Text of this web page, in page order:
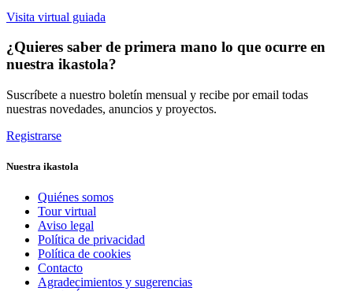
Visita virtual guiada
¿Quieres saber de primera mano lo que ocurre en
nuestra ikastola?
Suscríbete a nuestro boletín mensual y recibe por email todas
nuestras novedades, anuncios y proyectos.
Registrarse
Nuestra ikastola
Quiénes somos
Tour virtual
Aviso legal
Política de privacidad
Política de cookies
Contacto
Agradecimientos y sugerencias